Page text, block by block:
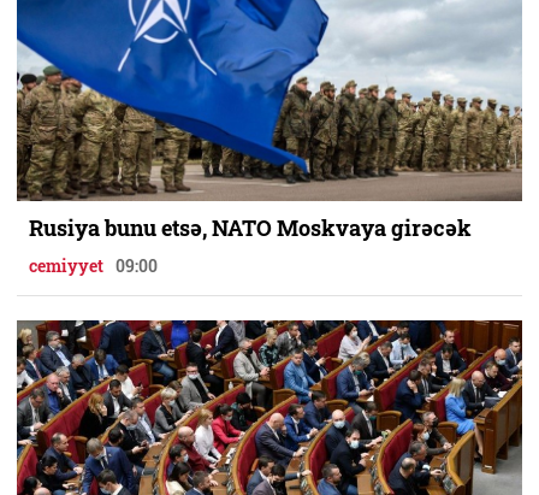
Rusiya bunu etsə, NATO Moskvaya girəcək
cemiyyet 09:00